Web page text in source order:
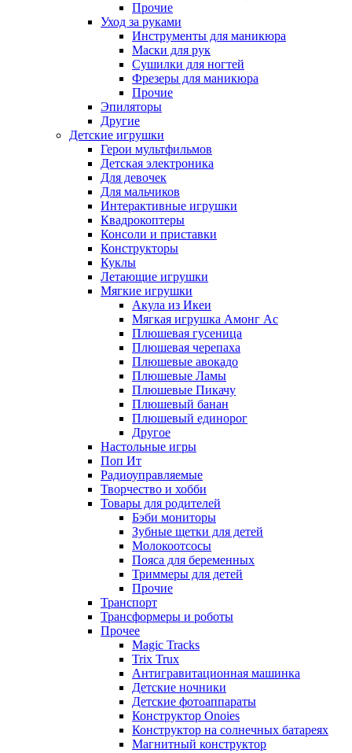
Прочие
Уход за руками
Инструменты для маникюра
Маски для рук
Сушилки для ногтей
Фрезеры для маникюра
Прочие
Эпиляторы
Другие
Детские игрушки
Герои мультфильмов
Детская электроника
Для девочек
Для мальчиков
Интерактивные игрушки
Квадрокоптеры
Консоли и приставки
Конструкторы
Куклы
Летающие игрушки
Мягкие игрушки
Акула из Икеи
Мягкая игрушка Амонг Ас
Плюшевая гусеница
Плюшевая черепаха
Плюшевые авокадо
Плюшевые Ламы
Плюшевые Пикачу
Плюшевый банан
Плюшевый единорог
Другое
Настольные игры
Поп Ит
Радиоуправляемые
Творчество и хобби
Товары для родителей
Бэби мониторы
Зубные щетки для детей
Молокоотсосы
Пояса для беременных
Триммеры для детей
Прочие
Транспорт
Трансформеры и роботы
Прочее
Magic Tracks
Trix Trux
Антигравитационная машинка
Детские ночники
Детские фотоаппараты
Конструктор Onoies
Конструктор на солнечных батареях
Магнитный конструктор